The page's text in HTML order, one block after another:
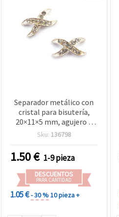
Separador metálico con
cristal para bisutería,
20×11×5 mm, agujero 1
mm, color plata, 2 piezas
Sku: 136798
1.50€ 1-9 pieza
DESCUENTOS
PARA CANTIDAD
1.05 €- 30 %10 pieza +